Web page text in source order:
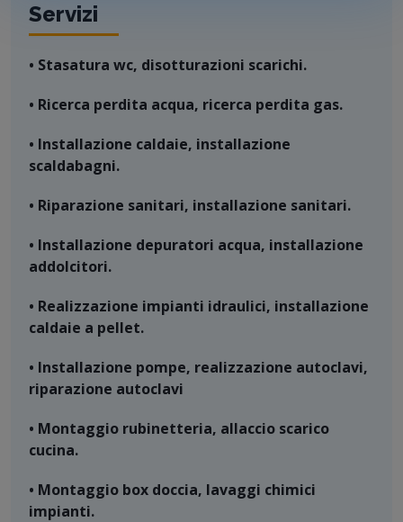
Servizi
• Stasatura wc, disotturazioni scarichi.
• Ricerca perdita acqua, ricerca perdita gas.
• Installazione caldaie, installazione
scaldabagni.
• Riparazione sanitari, installazione sanitari.
• Installazione depuratori acqua, installazione
addolcitori.
• Realizzazione impianti idraulici, installazione
caldaie a pellet.
• Installazione pompe, realizzazione autoclavi,
riparazione autoclavi
• Montaggio rubinetteria, allaccio scarico
cucina.
• Montaggio box doccia, lavaggi chimici
impianti.